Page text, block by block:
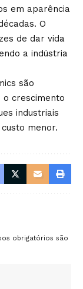
em aparência
O
de dar vida
a indústria
são
crescimento
industriais
menor.
obrigatórios são